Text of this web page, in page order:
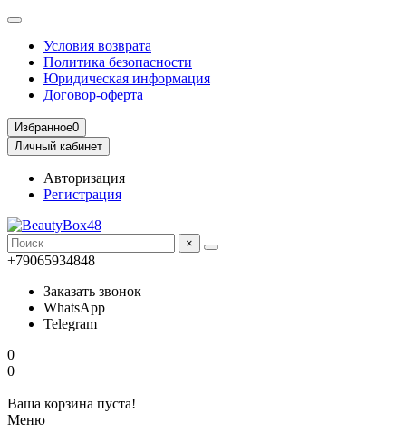
Условия возврата
Политика безопасности
Юридическая информация
Договор-оферта
Избранное0
Личный кабинет
Авторизация
Регистрация
×
+79065934848
Заказать звонок
WhatsApp
Telegram
0
0
Ваша корзина пуста!
Меню